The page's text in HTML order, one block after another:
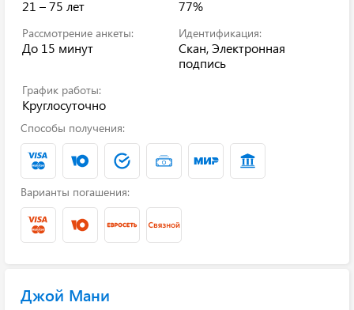
21 – 75 лет 77%
Рассмотрение анкеты:
До 15 минут
Идентификация:
Скан, Электронная
подпись
График работы:
Круглосуточно
Способы получения:
Варианты погашения:
Джой Мани